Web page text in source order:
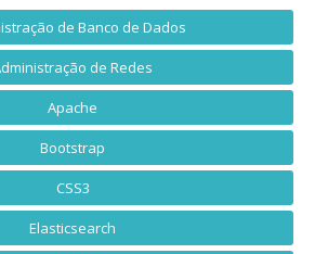
de Banco de Dados
de Redes
Apache
Bootstrap
CSS3
Elasticsearch